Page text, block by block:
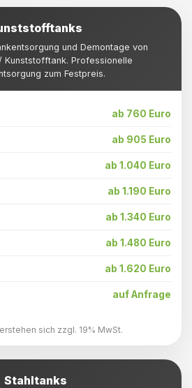
und Demontage von
Kunststofftank. Professionelle
zum Festpreis.
ab 760 Euro
ab 905 Euro
ab 1.040 Euro
ab 1.190 Euro
ab 1.340 Euro
ab 1.480 Euro
ab 1.620 Euro
auf Anfrage
sich zzgl. 19% MwSt.
Stahltanks